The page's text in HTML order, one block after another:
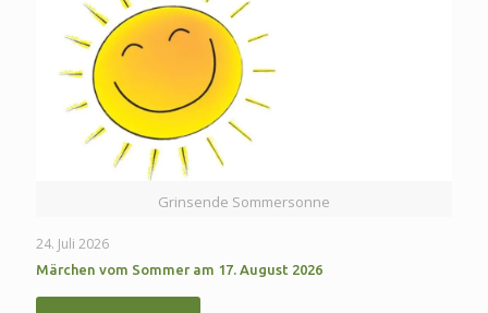
Grinsende Sommersonne
24. Juli 2026
Märchen vom Sommer am 17. August 2026